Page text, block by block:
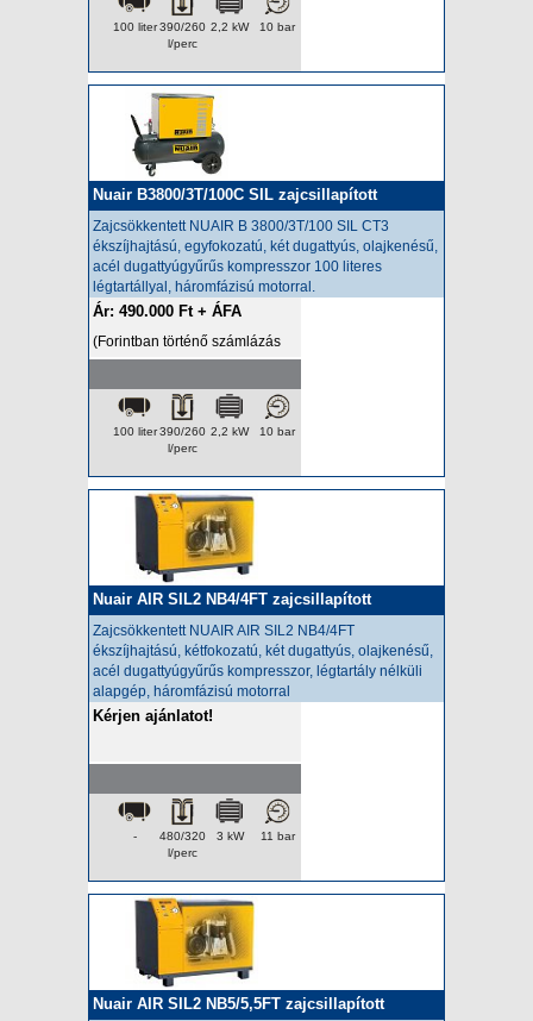
10 bar
2,2 kW
390/260
l/perc
100 liter
Nuair B3800/3T/100C SIL zajcsillapított
kompresszor
Zajcsökkentett NUAIR B 3800/3T/100 SIL CT3
ékszíjhajtású, egyfokozatú, két dugattyús, olajkenésű,
acél dugattyúgyűrűs kompresszor 100 literes
légtartállyal, háromfázisú motorral.
Ár: 490.000 Ft + ÁFA
(Forintban történő számlázás
árfolyamon kerül felszámításra.)
10 bar
2,2 kW
390/260
l/perc
100 liter
Nuair AIR SIL2 NB4/4FT zajcsillapított
kompresszor
Zajcsökkentett NUAIR AIR SIL2 NB4/4FT
ékszíjhajtású, kétfokozatú, két dugattyús, olajkenésű,
acél dugattyúgyűrűs kompresszor, légtartály nélküli
alapgép, háromfázisú motorral
Kérjen ajánlatot!
11 bar
3 kW
480/320
l/perc
-
Nuair AIR SIL2 NB5/5,5FT zajcsillapított